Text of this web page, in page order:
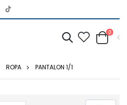
0
ROPA PANTALON 1/1